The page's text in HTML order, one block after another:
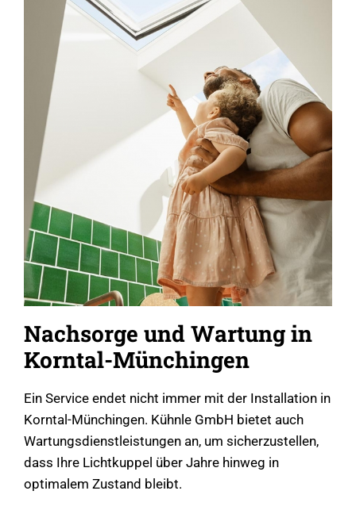
Nachsorge und Wartung in
Korntal-Münchingen
Ein Service endet nicht immer mit der Installation in
Korntal-Münchingen. Kühnle GmbH bietet auch
Wartungsdienstleistungen an, um sicherzustellen,
dass Ihre Lichtkuppel über Jahre hinweg in
optimalem Zustand bleibt.